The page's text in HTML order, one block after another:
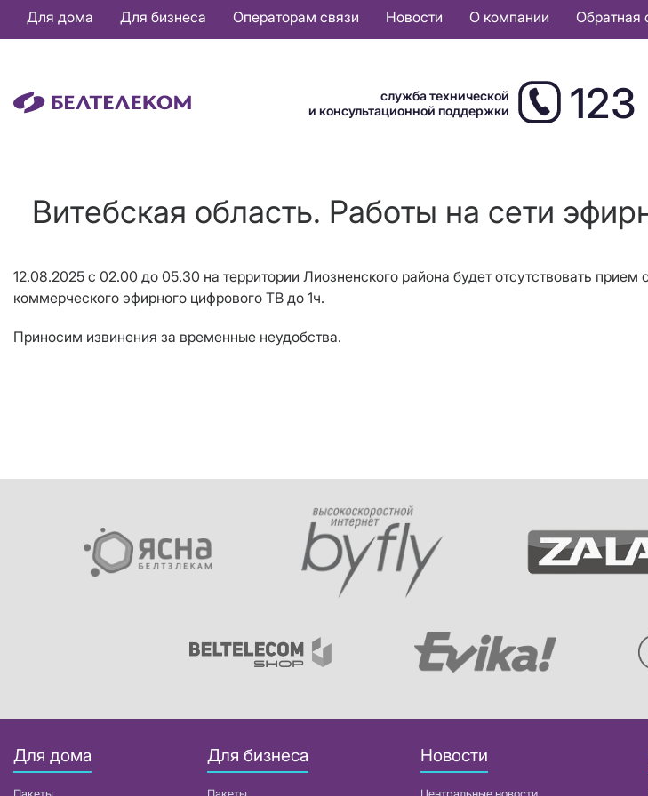
Основная
навигация
Для дома Для бизнеса Операторам связи Новости О компании Обратная
служба технической
и консультационной поддержки
123
Витебская область. Работы на сети
12.08.2025 с 02.00 до 05.30 на территории Лиозненского района будет отсутствовать
коммерческого эфирного цифрового ТВ до 1ч.
Приносим извинения за временные неудобства.
Для дома Для бизнеса Новости